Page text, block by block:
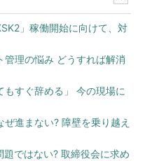
」稼働開始に向けて、対
管理の悩み どうすれば解消
もすぐ辞める」 今の現場に
進まない? 障壁を乗り越え
ではない? 取締役会に求め